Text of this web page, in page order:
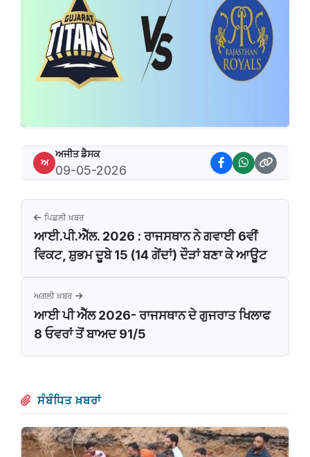
ਅ
ਅਜੀਤ ਡੈਸਕ
09-05-2026
ਪਿਛਲੀ ਖ਼ਬਰ
ਆਈ.ਪੀ.ਐੱਲ. 2026 : ਰਾਜਸਥਾਨ ਨੇ ਗਵਾਈ 6ਵੀਂ
ਵਿਕਟ, ਸ਼ੁਭਮ ਦੂਬੇ 15 (14 ਗੇਂਦਾਂ) ਦੌੜਾਂ ਬਣਾ ਕੇ ਆਊਟ
ਅਗਲੀ ਖ਼ਬਰ
ਆਈ ਪੀ ਐੱਲ 2026- ਰਾਜਸਥਾਨ ਦੇ ਗੁਜਰਾਤ ਖਿਲਾਫ
8 ਓਵਰਾਂ ਤੋਂ ਬਾਅਦ 91/5
ਸੰਬੰਧਿਤ ਖ਼ਬਰਾਂ